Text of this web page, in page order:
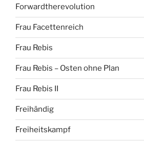
Forwardtherevolution
Frau Facettenreich
Frau Rebis
Frau Rebis – Osten ohne Plan
Frau Rebis II
Freihändig
Freiheitskampf